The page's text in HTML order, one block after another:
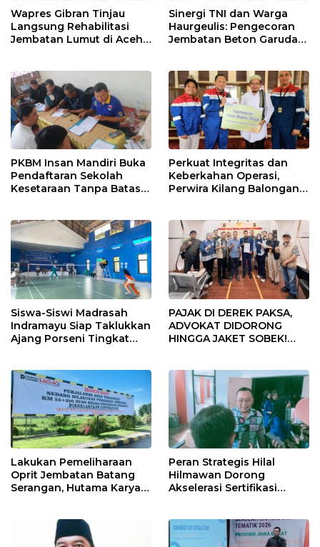
Wapres Gibran Tinjau
Langsung Rehabilitasi
Jembatan Lumut di Aceh
Sinergi TNI dan Warga
Haurgeulis: Pengecoran
Jembatan Beton Garuda
PKBM Insan Mandiri Buka
Pendaftaran Sekolah
Kesetaraan Tanpa Batas
Perkuat Integritas dan
Keberkahan Operasi,
Perwira Kilang Balongan
Siswa-Siswi Madrasah
Indramayu Siap Taklukkan
Ajang Porseni Tingkat
PAJAK DI DEREK PAKSA,
ADVOKAT DIDORONG
HINGGA JAKET SOBEK!
Pekanbaru!
Lakukan Pemeliharaan
Oprit Jembatan Batang
Serangan, Hutama Karya
Peran Strategis Hilal
Hilmawan Dorong
Akselerasi Sertifikasi
Indramayu